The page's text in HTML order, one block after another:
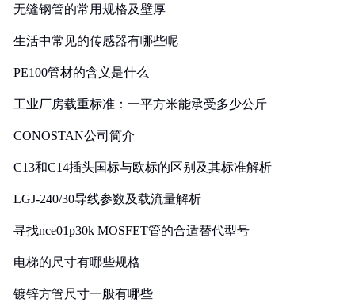
无缝钢管的常用规格及壁厚
生活中常见的传感器有哪些呢
PE100管材的含义是什么
工业厂房载重标准：一平方米能承受多少公斤
CONOSTAN公司简介
C13和C14插头国标与欧标的区别及其标准解析
LGJ-240/30导线参数及载流量解析
寻找nce01p30k MOSFET管的合适替代型号
电梯的尺寸有哪些规格
镀锌方管尺寸一般有哪些